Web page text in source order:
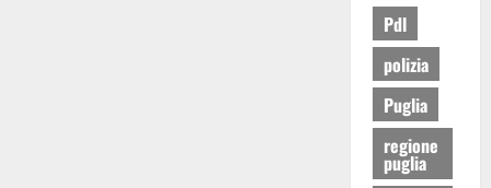
Pdl
polizia
Puglia
regione
puglia